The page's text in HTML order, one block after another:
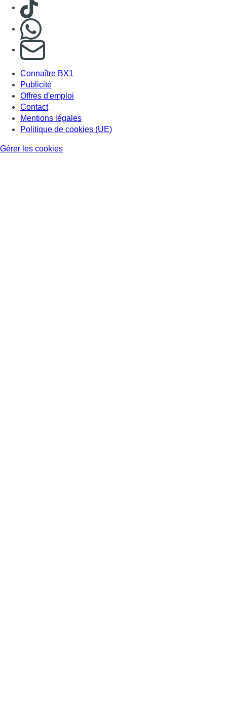
Consulter TikTok
S'abonner à notre newsletter
Connaître BX1
Publicité
Offres d'emploi
Contact
Mentions légales
Politique de cookies (UE)
Gérer les cookies